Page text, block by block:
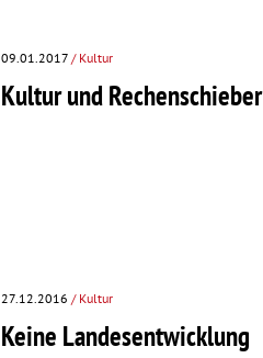
09.01.2017 / Kultur
Kultur und Rechenschieber
27.12.2016 / Kultur
Keine Landesentwicklung